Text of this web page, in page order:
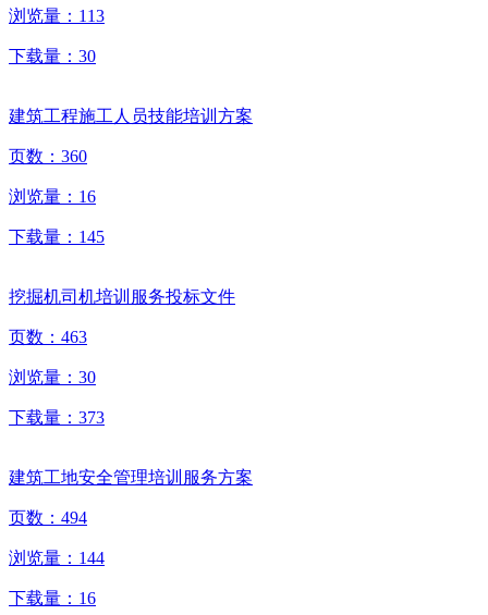
浏览量： 113
下载量： 30
建筑工程施工人员技能培训方案
页数： 360
浏览量： 16
下载量： 145
挖掘机司机培训服务投标文件
页数： 463
浏览量： 30
下载量： 373
建筑工地安全管理培训服务方案
页数： 494
浏览量： 144
下载量： 16